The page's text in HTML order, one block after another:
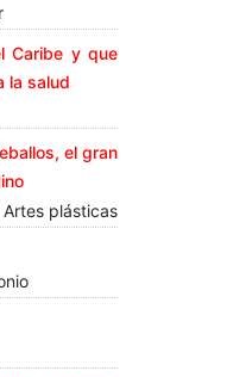
Caribe y que
la salud
el gran
plásticas